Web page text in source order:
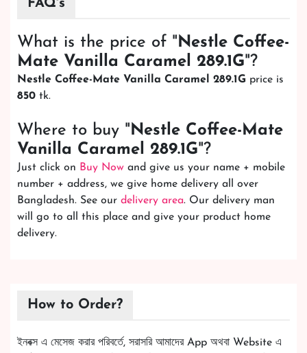
FAQ's
What is the price of "Nestle Coffee-
Mate Vanilla Caramel 289.1G"?
Nestle Coffee-Mate Vanilla Caramel 289.1G price is
850 tk.
Where to buy "Nestle Coffee-Mate
Vanilla Caramel 289.1G"?
Just click on Buy Now and give us your name + mobile
number + address, we give home delivery all over
Bangladesh. See our delivery area. Our delivery man
will go to all this place and give your product home
delivery.
How to Order?
ইনবক্স এ মেসেজ করার পরিবর্তে, সরাসরি আমাদের App অথবা Website এ